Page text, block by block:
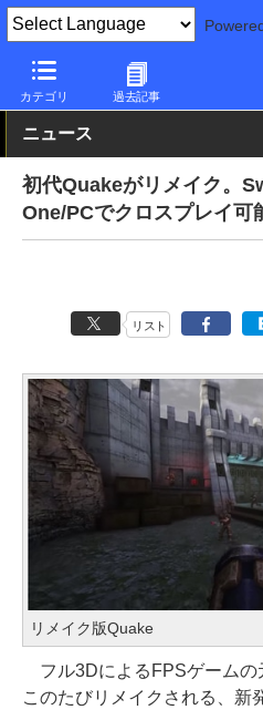
カテゴリ 過去記事
PC Watch ソフトウェア/アプリ
ニュース
初代Quakeがリメイク。
One/PCでクロスプレイ可
リスト
リメイク版Quake
フル3DによるFPSゲームの
このたびリメイクされる、新